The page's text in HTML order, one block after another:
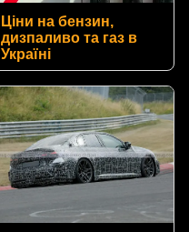
Ціни на бензин,
дизпаливо та газ в
Україні